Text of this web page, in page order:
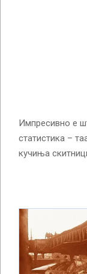
Импресивно е
статистика –
кучиња